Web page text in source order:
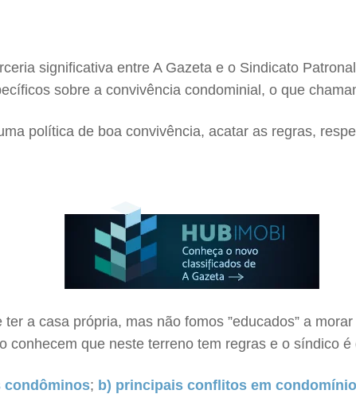
significativa entre A Gazeta e o Sindicato
sobre a convivência condominial, o que
política de boa convivência, acatar as regras,
a casa própria, mas não fomos ”educados” a
conhecem que neste terreno tem regras e o síndico é
condôminos; b) principais conflitos em